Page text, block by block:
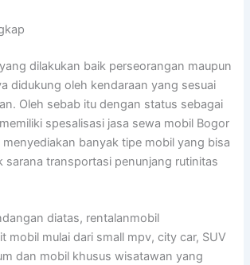
dilakukan baik perseorangan maupun
didukung oleh kendaraan yang sesuai
Oleh sebab itu dengan status sebagai
spesalisasi jasa sewa mobil Bogor
banyak tipe mobil yang bisa
sarana transportasi penunjang rutinitas
diatas, rentalanmobil
mobil mulai dari small mpv, city car, SUV
dan mobil khusus wisatawan yang